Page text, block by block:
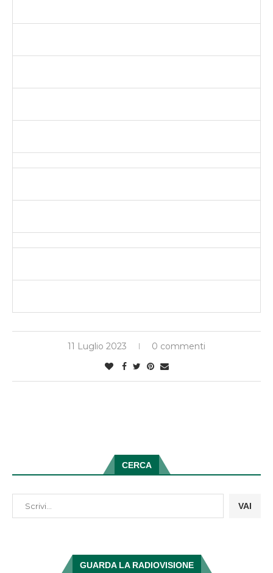
11 Luglio 2023 0 commenti
CERCA
VAI
GUARDA LA RADIOVISIONE